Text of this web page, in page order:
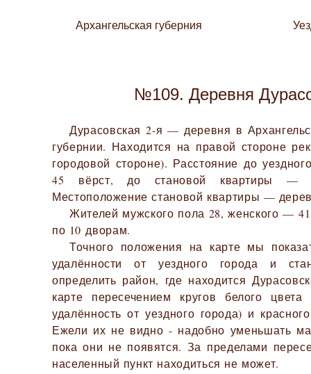
Архангельская губерния
№109. Деревня
Дурасовская 2-я — деревня в
губернии. Находится на правой стороне
городовой стороне). Расстояние до
45 вёрст, до становой квартиры —
Местоположение становой квартиры —
Жителей мужского пола 28, женского —
по 10 дворам.
Точного положения на карте мы
удалённости от уездного города и
определить район, где находится
карте пересечением кругов белого
удалённость от уездного города) и
Ежели их не видно - надобно уменьшать
пока они не появятся. За пределами
населенный пункт находиться не может.